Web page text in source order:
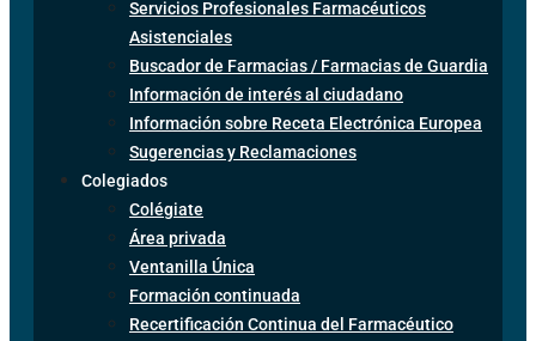
Servicios Profesionales Farmacéuticos
Asistenciales
Buscador de Farmacias / Farmacias de Guardia
Información de interés al ciudadano
Información sobre Receta Electrónica Europea
Sugerencias y Reclamaciones
Colegiados
Colégiate
Área privada
Ventanilla Única
Formación continuada
Recertificación Continua del Farmacéutico